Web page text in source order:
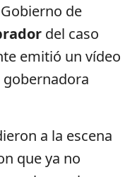
de
del caso
emitió un vídeo
a la escena
que ya no